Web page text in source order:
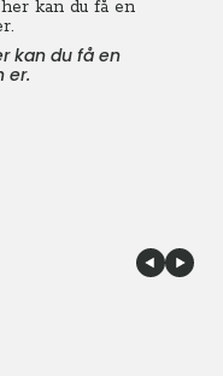
kan du få en
er.